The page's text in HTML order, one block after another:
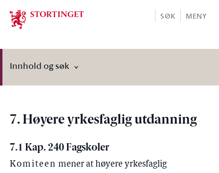
Stortinget.no
SØK MENY
Innhold og søk
7. Høyere yrkesfaglig utdanning
7.1 Kap. 240 Fagskoler
Komiteen mener at høyere yrkesfaglig